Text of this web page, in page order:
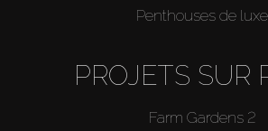
Penthouses de luxe
PROJETS SUR
Farm Gardens 2